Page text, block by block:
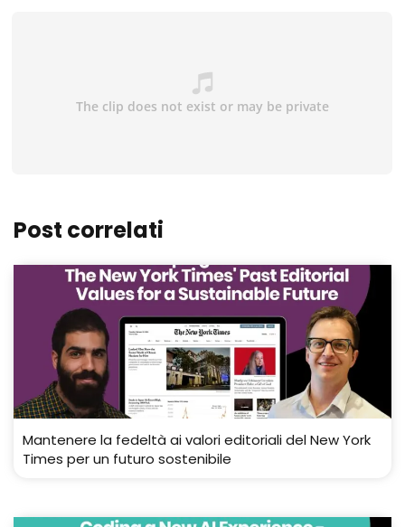
Post correlati
Mantenere la fedeltà ai valori editoriali del New York
Times per un futuro sostenibile